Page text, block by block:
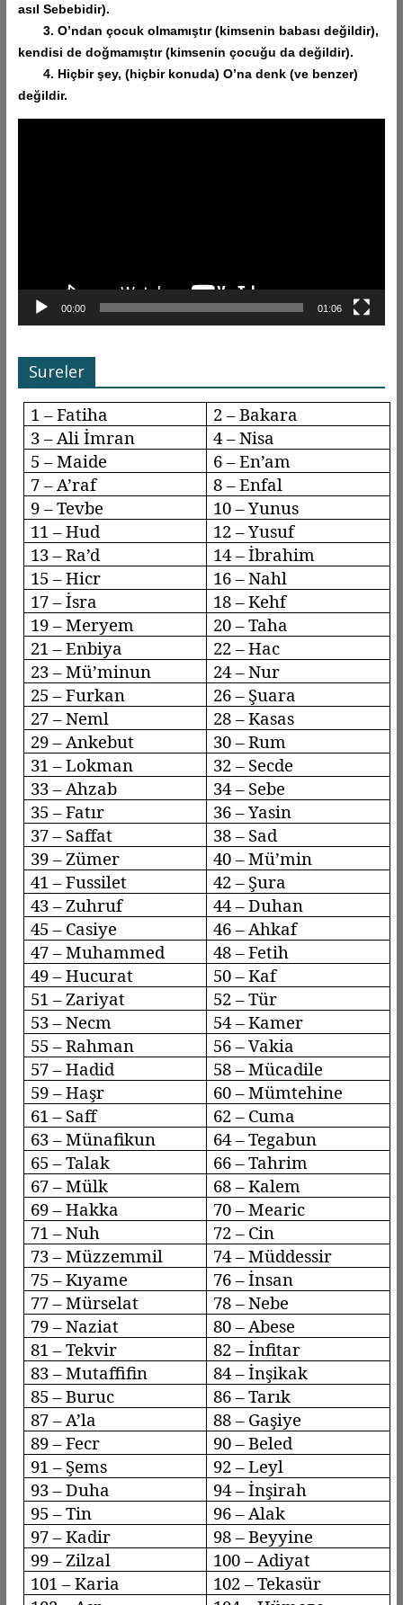
asıl Sebebidir).
3. O’ndan çocuk olmamıştır (kimsenin babası değildir),
kendisi de doğmamıştır (kimsenin çocuğu da değildir).
4. Hiçbir şey, (hiçbir konuda) O’na denk (ve benzer)
değildir.
00:00 01:06
Sureler
1 – Fatiha
2 – Bakara
3 – Ali İmran
4 – Nisa
5 – Maide
6 –En’am
7 – A’raf 8 –Enfal
9 –Tevbe
10 – Yunus
11 – Hud
12 – Yusuf
13 –Ra’d
14 – İbrahim
15 –Hicr 16 –Nahl
17 –İsra 18 –Kehf
19 – Meryem
20 – Taha
21 – Enbiya
22 – Hac
23 –Mü’minun
24 – Nur
25 – Furkan
26 – Şuara
27 –Neml 28 –Kasas
29 – Ankebut
30 – Rum
31 – Lokman
32 – Secde
33 – Ahzab 34 – Sebe
35 –Fatır
36 – Yasin
37 – Saffat
38 – Sad
39 – Zümer 40 –Mü’min
41 –Fussilet
42 – Şura
43 – Zuhruf 44 –Duhan
45 – Casiye 46 – Ahkaf
47 – Muhammed
48 – Fetih
49 –Hucurat
50 – Kaf
51 – Zariyat
52 – Tür
53 –Necm
54 – Kamer
55 – Rahman
56 –Vakia
57 –Hadid 58 –Mücadile
59 –Haşr 60 –Mümtehine
61 – Saff
62 – Cuma
63 –Münafikun 64 –Tegabun
65 – Talak
66 –Tahrim
67 – Mülk
68 – Kalem
69 – Hakka
70 –Mearic
71 – Nuh
72 – Cin
73 –Müzzemmil 74 –Müddessir
75 –Kıyame
76 – İnsan
77 –Mürselat 78 –Nebe
79 –Naziat
80 – Abese
81 –Tekvir 82 –İnfitar
83 –Mutaffifin 84 –İnşikak
85 –Buruc
86 – Tarık
87 – A’la 88 – Gaşiye
89 –Fecr 90 –Beled
91 – Şems
92 –Leyl
93 –Duha
94 – İnşirah
95 – Tin
96 – Alak
97 – Kadir
98 –Beyyine
99 – Zilzal 100 – Adiyat
101 – Karia
102 –Tekasür